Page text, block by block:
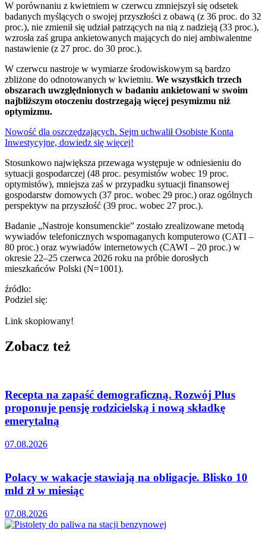
W porównaniu z kwietniem w czerwcu zmniejszył się odsetek
badanych myślących o swojej przyszłości z obawą (z 36 proc. do 32
proc.), nie zmienił się udział patrzących na nią z nadzieją (33 proc.),
wzrosła zaś grupa ankietowanych mających do niej ambiwalentne
nastawienie (z 27 proc. do 30 proc.).
W czerwcu nastroje w wymiarze środowiskowym są bardzo
zbliżone do odnotowanych w kwietniu. We wszystkich trzech
obszarach uwzględnionych w badaniu ankietowani w swoim
najbliższym otoczeniu dostrzegają więcej pesymizmu niż
optymizmu.
Nowość dla oszczędzających. Sejm uchwalił Osobiste Konta
Inwestycyjne, dowiedz się więcej!
Stosunkowo największa przewaga występuje w odniesieniu do
sytuacji gospodarczej (48 proc. pesymistów wobec 19 proc.
optymistów), mniejsza zaś w przypadku sytuacji finansowej
gospodarstw domowych (37 proc. wobec 29 proc.) oraz ogólnych
perspektyw na przyszłość (39 proc. wobec 27 proc.).
Badanie „Nastroje konsumenckie” zostało zrealizowane metodą
wywiadów telefonicznych wspomaganych komputerowo (CATI –
80 proc.) oraz wywiadów internetowych (CAWI – 20 proc.) w
okresie 22–25 czerwca 2026 roku na próbie dorosłych
mieszkańców Polski (N=1001).
źródło:
Podziel się:
Link skopiowany!
Zobacz też
Recepta na zapaść demograficzną. Rozwój Plus
proponuje pensję rodzicielską i nową składkę
emerytalną
07.08.2026
Polacy w wakacje stawiają na obligacje. Blisko 10
mld zł w miesiąc
07.08.2026